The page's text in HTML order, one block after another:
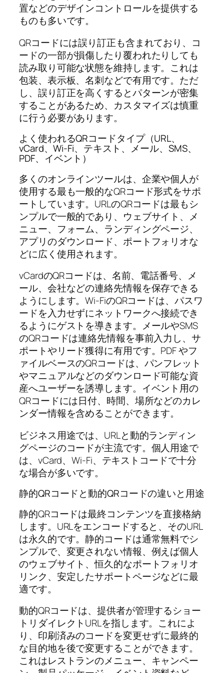
置などのデザインコントロールを提供する
ものも多いです。
QRコードには誤り訂正も含まれており、コ
ードの一部が損傷したり覆われたりしても
読み取り可能な状態を維持します。これは
包装、表示板、名刺などで有用です。ただ
し、誤り訂正を高くするとパターンが密集
することがあるため、カスタマイズは慎重
に行う必要があります。
よく使われるQRコードタイプ（URL、
vCard、Wi‑Fi、テキスト、メール、SMS、
PDF、イベント）
多くのオンラインツールは、企業や個人が
使用する最も一般的なQRコード形式をサポ
ートしています。URLのQRコードは最もシ
ンプルで一般的であり、ウェブサイト、メ
ニュー、フォーム、ランディングページ、
アプリのダウンロード、ポートフォリオな
どに広く使用されます。
vCardのQRコードは、名前、電話番号、メ
ール、会社などの連絡先情報を保存できる
ようにします。Wi‑FiのQRコードは、パスワ
ードを入力せずにネットワークへ接続でき
るようにゲストを導きます。メールやSMS
のQRコードは連絡先情報を事前入力し、サ
ポートやリード獲得に有用です。PDF やフ
ァイルベースのQRコードは、パンフレット
やマニュアルなどのダウンロード可能な資
産へユーザーを誘導します。イベント用の
QRコードには日付、時間、場所などのカレ
ンダー情報を含めることができます。
ビジネス用途では、URLと動的ランディン
グページのコードが主流です。個人用途で
は、vCard、Wi‑Fi、テキストコードで十分
な場合が多いです。
静的QRコードと動的QRコードの違いと用途
静的QRコードは最終コンテンツを直接格納
します。URLをエンコードすると、そのURL
は永久的です。静的コードは通常無料でシ
ンプルで、変更されない情報、例えば個人
のウェブサイト、恒久的なポートフォリオ
リンク、安定したサポートページなどに最
適です。
動的QRコードは、提供者が管理するショー
トリダイレクトURLを指します。これによ
り、印刷済みのコードを変更せずに最終的
な目的地を後で変更することができます。
これはレストランのメニュー、キャンペー